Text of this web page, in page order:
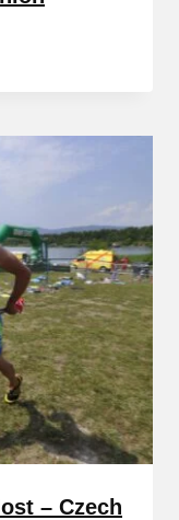
– Czech